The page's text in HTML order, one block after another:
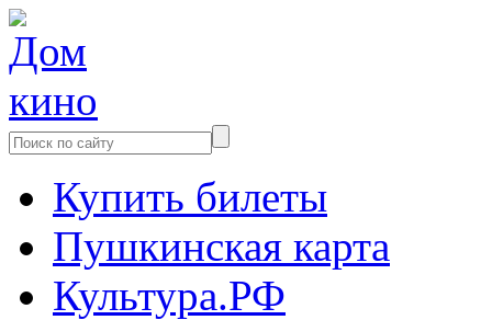
Купить билеты
Пушкинская карта
Культура.РФ